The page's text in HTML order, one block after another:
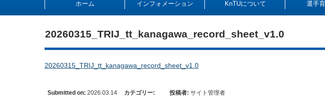
ホーム インフォメーション KnTUについて 選手
20260315_TRIJ_tt_kanagawa_record_sheet_v1.0
20260315_TRIJ_tt_kanagawa_record_sheet_v1.0
Submitted on: 2026.03.14 カテゴリー: 投稿者: サイト管理者